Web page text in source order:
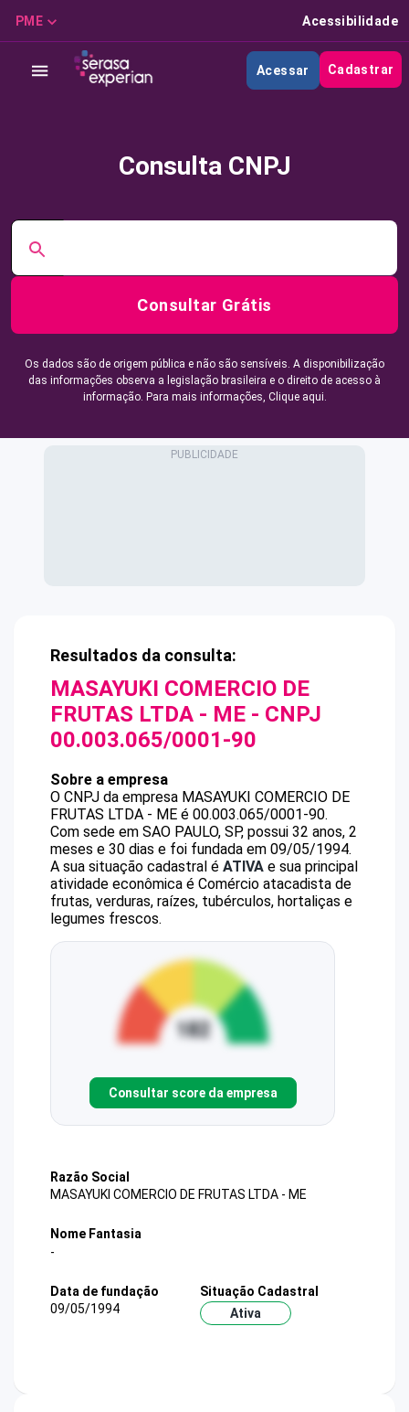
PME Acessibilidade
Acessar Cadastrar
Consulta CNPJ
Consultar Grátis
Os dados são de origem pública e não são sensíveis. A disponibilização
das informações observa a legislação brasileira e o direito de acesso à
informação. Para mais informações, Clique aqui.
Resultados da consulta:
MASAYUKI COMERCIO DE
FRUTAS LTDA - ME - CNPJ
00.003.065/0001-90
Sobre a empresa
O CNPJ da empresa MASAYUKI COMERCIO DE
FRUTAS LTDA - ME é 00.003.065/0001-90.
Com sede em SAO PAULO, SP, possui 32 anos, 2
meses e 30 dias e foi fundada em 09/05/1994.
A sua situação cadastral é ATIVA e sua principal
atividade econômica é Comércio atacadista de
frutas, verduras, raízes, tubérculos, hortaliças e
legumes frescos.
Consultar score da empresa
Razão Social
MASAYUKI COMERCIO DE FRUTAS LTDA - ME
Nome Fantasia
-
Data de fundação
09/05/1994
Situação Cadastral
Ativa